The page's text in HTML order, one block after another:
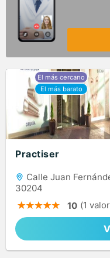
Practiser
Calle Juan
30204
10 (1